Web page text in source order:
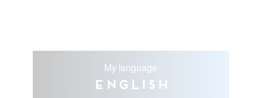
My language
English